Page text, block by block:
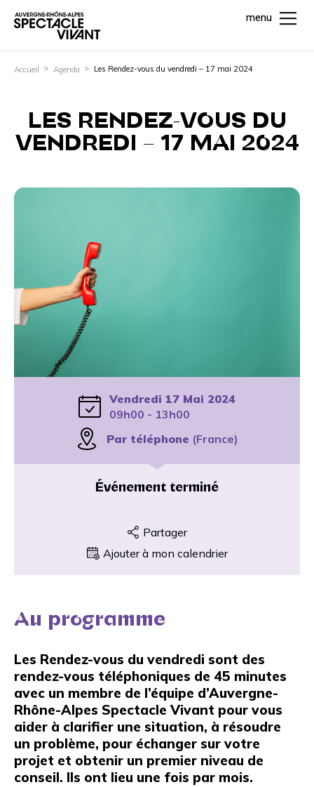
menu
Accueil Agenda Les Rendez-vous du vendredi – 17 mai 2024
LES RENDEZ-VOUS DU
VENDREDI – 17 MAI 2024
Vendredi 17 Mai 2024
09h00 - 13h00
Par téléphone (France)
Événement terminé
Partager
Ajouter à mon calendrier
Au programme
Les Rendez-vous du vendredi sont des
rendez-vous téléphoniques de 45 minutes
avec un membre de l’équipe d’Auvergne-
Rhône-Alpes Spectacle Vivant pour vous
aider à clarifier une situation, à résoudre
un problème, pour échanger sur votre
projet et obtenir un premier niveau de
conseil. Ils ont lieu une fois par mois.